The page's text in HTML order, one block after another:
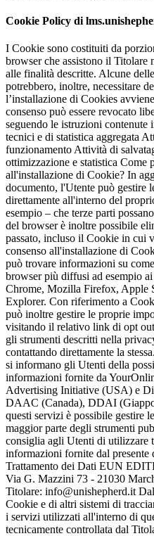
Cookie Policy di
I Cookie sono costituiti da
browser che assistono il Titolare
alle finalità descritte. Alcune
potrebbero, inoltre, necessitare
l’installazione di Cookies
consenso può essere revocato
seguendo le istruzioni contenute
tecnici e di statistica aggregata
funzionamento Attività di
ottimizzazione e statistica Come
all'installazione di Cookie? In
documento, l'Utente può gestire
direttamente all'interno del
esempio – che terze parti
del browser è inoltre possibile
passato, incluso il Cookie in cui
consenso all'installazione di
può trovare informazioni su
browser più diffusi ad esempio
Chrome, Mozilla Firefox, Apple
Explorer. Con riferimento a
può inoltre gestire le proprie
visitando il relativo link di opt
gli strumenti descritti nella
contattando direttamente la
si informano gli Utenti della
informazioni fornite da
Advertising Initiative (USA) e
DAAC (Canada), DDAI
questi servizi è possibile gestire
maggior parte degli strumenti
consiglia agli Utenti di utilizzare
informazioni fornite dal presente
Trattamento dei Dati EUN
Via G. Mazzini 73 - 21030
Titolare: info@unishepherd.it
Cookie e di altri sistemi di
i servizi utilizzati all'interno di
tecnicamente controllata dal